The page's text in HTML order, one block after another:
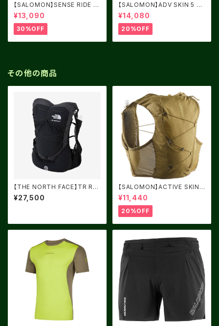
【SALOMON】SENSE RIDE 5
Women Cashmere Blue / C
arbon / Peacock Blue
¥13,090
30%OFF
【SALOMON】ADV SKIN 5 BL
ACK
¥14,080
20%OFF
その他の商品
【THE NORTH FACE】TR RO
CKET ブラック
¥27,500
【SALOMON】ACTIVE SKIN
8 BRILLIANT OLIVE / Willo
w
¥11,440
20%OFF